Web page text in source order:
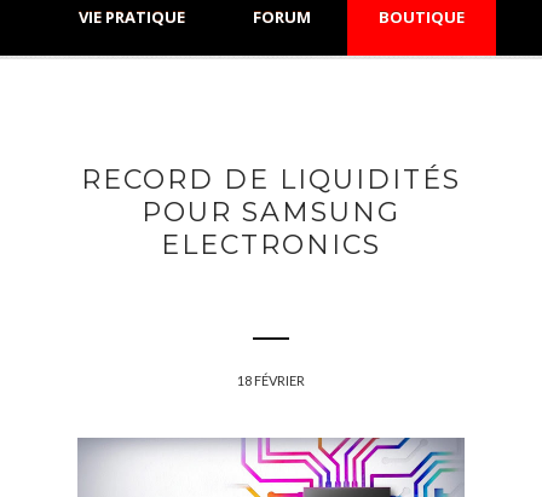
VIE PRATIQUE FORUM BOUTIQUE
RECORD DE LIQUIDITÉS
POUR SAMSUNG
ELECTRONICS
18 FÉVRIER